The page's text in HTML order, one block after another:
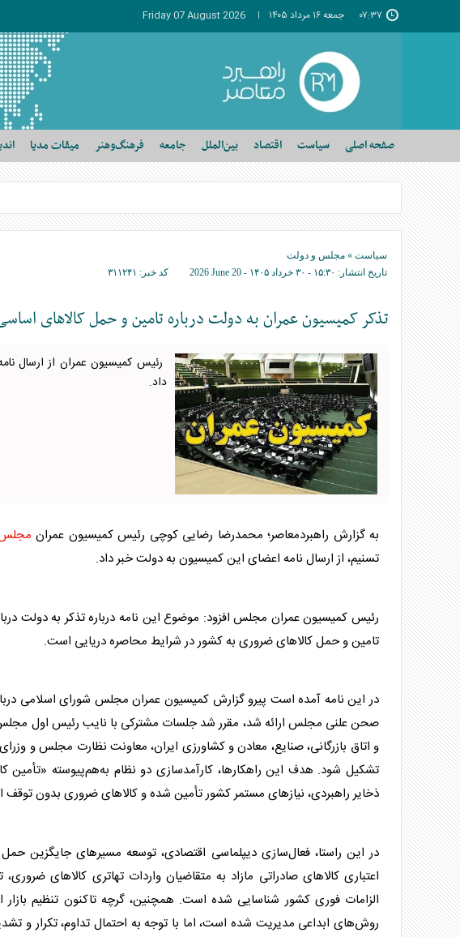
۰۷:۳۷ جمعه ۱۶ مرداد ۱۴۰۵ Friday 07 August 2026
صفحه اصلی سیاست اقتصاد بین‌الملل جامعه فرهنگ‌وهنر میقات مدیا
سیاست » مجلس و دولت
تاریخ انتشار: ۱۵:۳۰ - ۳۰ خرداد ۱۴۰۵ - 2026 June 20 کد خبر: ۳۱۱۲۴۱
تذکر کمیسیون عمران به دولت درباره تامین و حمل کالا‌های
رئیس کمیسیون عمران از ارسال
داد.
به گزارش راهبردمعاصر؛ محمدرضا رضایی کوچی رئیس کمیسیون عمران
تسنیم، از ارسال نامه اعضای این کمیسیون به دولت خبر داد.
رئیس کمیسیون عمران مجلسافزود: موضوع این نامه درباره تذکر به دولت
تامین و حمل کالاهای ضروری به کشور در شرایط محاصره دریایی است.
در این نامه آمده است پیرو گزارش کمیسیون عمران مجلس شورای اسلامی
صحن علنی مجلس ارائه شد، مقرر شد جلسات مشترکی با نایب رئیس اول
و اتاق بازرگانی، صنایع، معادن و کشاورزی ایران، معاونت نظارت مجلسو
تشکیل شود. هدف این راهکارها، کارآمدسازی دو نظام به‌هم‌پیوسته
ذخایر راهبردی، نیازهای مستمر کشور تأمین شده و کالاهای ضروری بدون
در این راستا، فعال‌سازی دیپلماسی اقتصادی، توسعه مسیرهای جایگزین
اعتباری کالاهای صادراتی مازاد به متقاضیان واردات تهاتری کالاهای
الزامات فوری کشور شناسایی شده است. همچنین، گرچه تاکنون تنظیم بازار
روش‌های ابداعی مدیریت شده است، اما با توجه به احتمال تداوم، تکرار و